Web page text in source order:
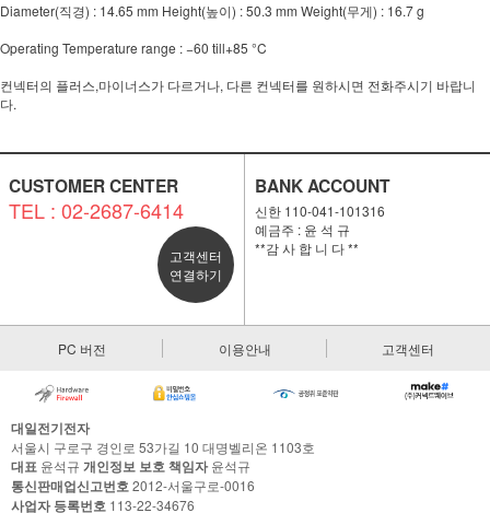
Diameter(직경) : 14.65 mm Height(높이) : 50.3 mm Weight(무게) : 16.7 g
Operating Temperature range : −60 till+85 °C
컨넥터의 플러스,마이너스가 다르거나, 다른 컨넥터를 원하시면 전화주시기 바랍니
다.
CUSTOMER CENTER
TEL : 02-2687-6414
고객센터
연결하기
BANK ACCOUNT
신한 110-041-101316
예금주 : 윤 석 규
**감 사 합 니 다 **
PC 버전 이용안내 고객센터
대일전기전자
서울시 구로구 경인로 53가길 10 대명벨리온 1103호
대표 윤석규 개인정보 보호 책임자윤석규
통신판매업신고번호2012-서울구로-0016
사업자 등록번호 113-22-34676